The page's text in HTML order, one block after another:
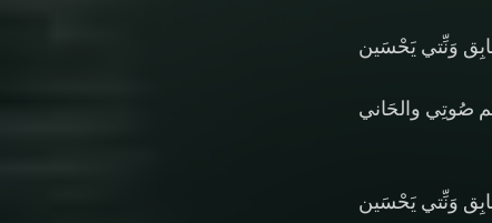
وَنِّتي يَحْسَين
صُوتِي والحَاني
وَنِّتي يَحْسَين